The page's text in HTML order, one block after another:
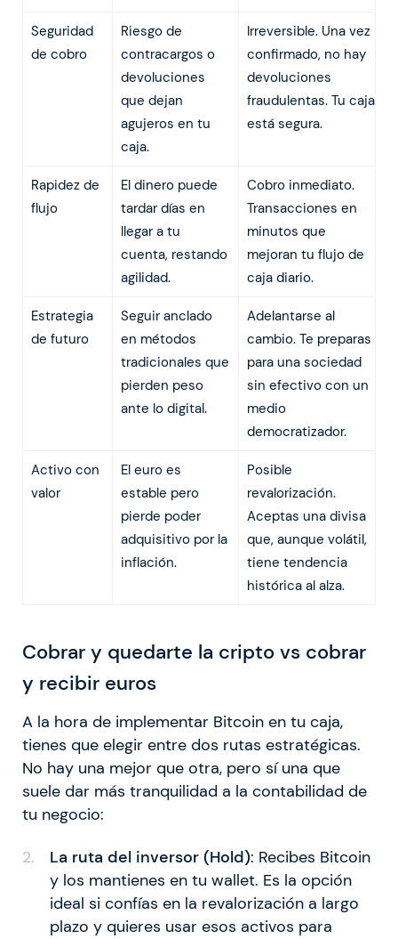
Seguridad
de cobro
Riesgo de
contracargos o
devoluciones
que dejan
agujeros en tu
caja.
Irreversible. Una vez
confirmado, no hay
devoluciones
fraudulentas. Tu caja
está segura.
Rapidez de
flujo
El dinero puede
tardar días en
llegar a tu
cuenta, restando
agilidad.
Cobro inmediato.
Transacciones en
minutos que
mejoran tu flujo de
caja diario.
Estrategia
de futuro
Seguir anclado
en métodos
tradicionales que
pierden peso
ante lo digital.
Adelantarse al
cambio. Te preparas
para una sociedad
sin efectivo con un
medio
democratizador.
Activo con
valor
El euro es
estable pero
pierde poder
adquisitivo por la
inflación.
Posible
revalorización.
Aceptas una divisa
que, aunque volátil,
tiene tendencia
histórica al alza.
Cobrar y quedarte la cripto vs cobrar
y recibir euros
A la hora de implementar Bitcoin en tu caja,
tienes que elegir entre dos rutas estratégicas.
No hay una mejor que otra, pero sí una que
suele dar más tranquilidad a la contabilidad de
tu negocio:
La ruta del inversor (Hold): Recibes Bitcoin
y los mantienes en tu wallet. Es la opción
ideal si confías en la revalorización a largo
plazo y quieres usar esos activos para